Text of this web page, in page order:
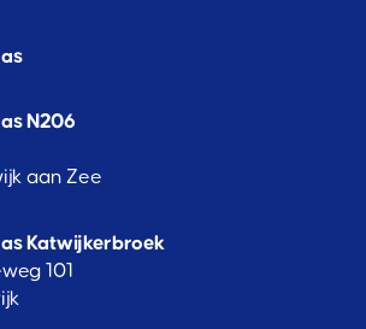
N206
aan Zee
Katwijkerbroek
101